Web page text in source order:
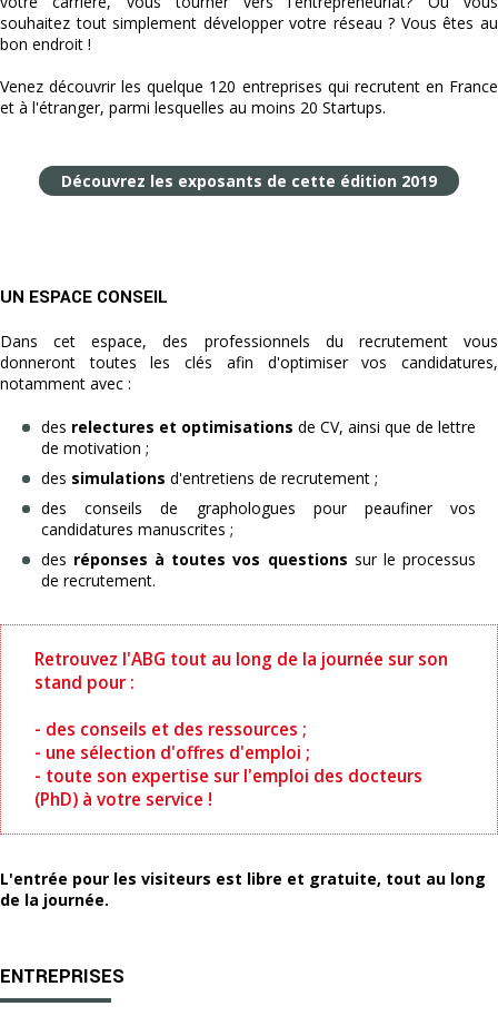
souhaitez tout simplement développer votre réseau ? Vous êtes au
bon endroit !
Venez découvrir les quelque 120 entreprises qui recrutent en France
et à l'étranger, parmi lesquelles au moins 20 Startups.
Découvrez les exposants de cette édition 2019
UN ESPACE CONSEIL
Dans cet espace, des professionnels du recrutement vous
donneront toutes les clés afin d'optimiser vos candidatures,
notamment avec :
des relectures et optimisations de CV, ainsi que de lettre
de motivation ;
des simulations d'entretiens de recrutement ;
des conseils de graphologues pour peaufiner vos
candidatures manuscrites ;
des réponses à toutes vos questions sur le processus
de recrutement.
Retrouvez l'ABG tout au long de la journée sur son
stand pour :
- des conseils et des ressources ;
- une sélection d'offres d'emploi ;
- toute son expertise sur l'emploi des docteurs
(PhD) à votre service !
L'entrée pour les visiteurs est libre et gratuite, tout au long
de la journée.
ENTREPRISES